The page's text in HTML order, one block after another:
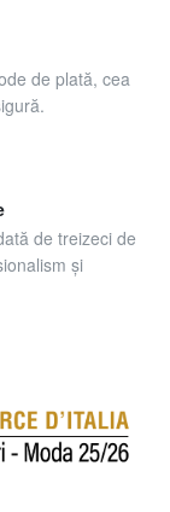
de plată, cea
de treizeci de
și